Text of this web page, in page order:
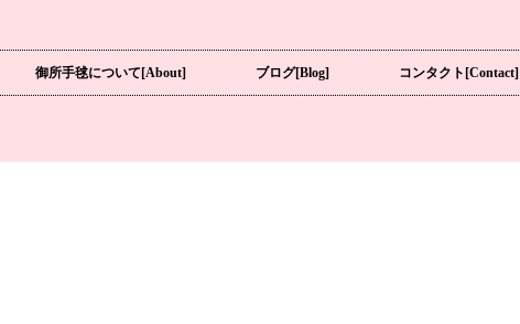
御所手毬について[About] ブログ[Blog] コンタクト[Contact]